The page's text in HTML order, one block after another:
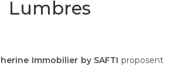
Lumbres
Immobilier by SAFTI proposent